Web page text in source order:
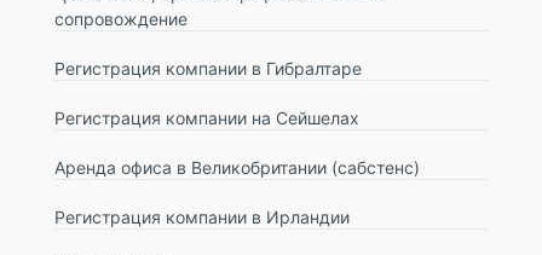
сопровождение
Регистрация компании в Гибралтаре
Регистрация компании на Сейшелах
Аренда офиса в Великобритании (сабстенс)
Регистрация компании в Ирландии